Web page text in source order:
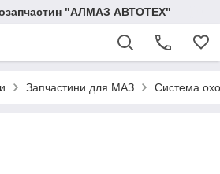
"АЛМАЗ АВТОТЕХ"
Запчастини для МАЗ Система